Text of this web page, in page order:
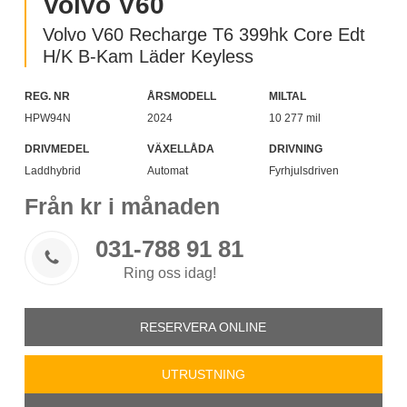
Volvo V60 Recharge T6 399hk Core Edt
H/K B-Kam Läder Keyless
REG. NR
HPW94N
ÅRSMODELL
2024
MILTAL
10 277 mil
DRIVMEDEL
Laddhybrid
VÄXELLÅDA
Automat
DRIVNING
Fyrhjulsdriven
Från kr i månaden
 031-788 91 81
Ring oss idag!
RESERVERA ONLINE
UTRUSTNING